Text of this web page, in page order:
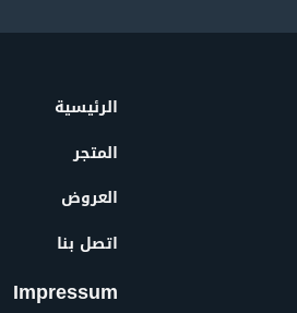
الرئيسية
المتجر
العروض
اتصل بنا
Impressum